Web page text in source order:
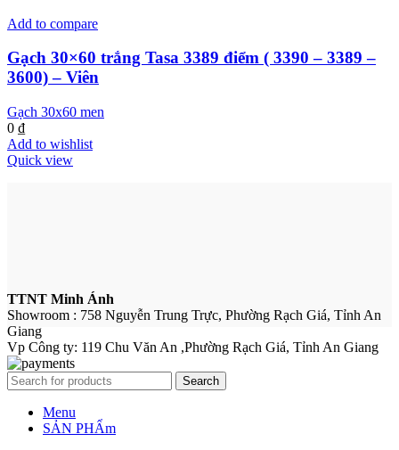
Add to compare
Gạch 30×60 trắng Tasa 3389 điểm ( 3390 – 3389 –
3600) – Viên
Gạch 30x60 men
0 ₫
Add to wishlist
Quick view
TTNT Minh Ánh
Showroom : 758 Nguyễn Trung Trực, Phường Rạch Giá, Tỉnh An
Giang
Vp Công ty: 119 Chu Văn An ,Phường Rạch Giá, Tỉnh An Giang
Search
Menu
SẢN PHẨm